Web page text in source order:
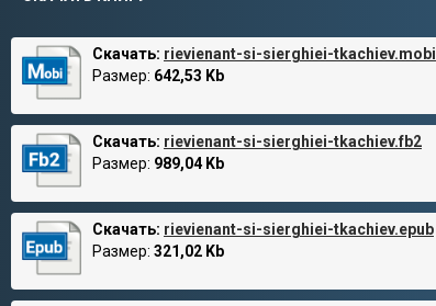
Скачать: rievienant-si-sierghiei-tkachiev.mobi
Размер: 642,53 Kb
Скачать: rievienant-si-sierghiei-tkachiev.fb2
Размер: 989,04 Kb
Скачать: rievienant-si-sierghiei-tkachiev.epub
Размер: 321,02 Kb